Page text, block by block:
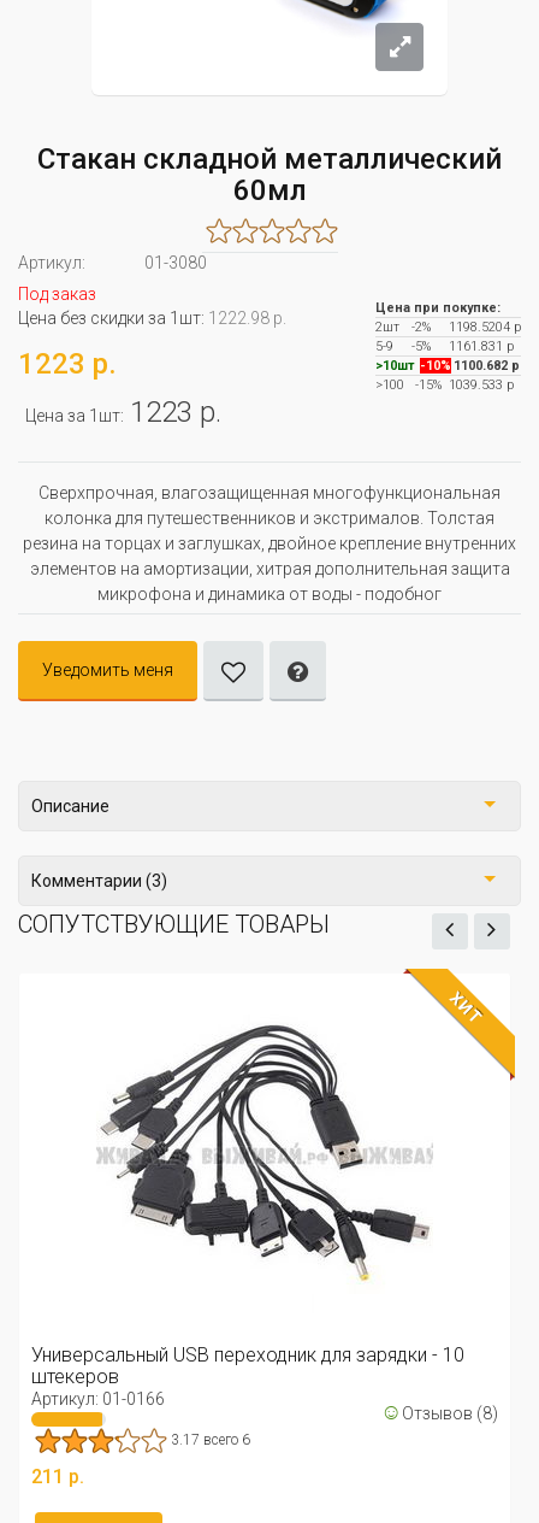
Стакан складной металлический
60мл
Артикул:
01-3080
Под заказ
Цена без скидки за 1шт: 1222.98 р.
1223 р.
Цена за 1шт: 1223 р.
Цена при покупке:
2шт
-2%
1198.5204 р
5-9
-5%
1161.831 р
>10шт -10% 1100.682 р
>100
-15% 1039.533 р
Сверхпрочная, влагозащищенная многофункциональная
колонка для путешественников и экстрималов. Толстая
резина на торцах и заглушках, двойное крепление внутренних
элементов на амортизации, хитрая дополнительная защита
микрофона и динамика от воды - подобног
Уведомить меня
Описание
Комментарии (3)
СОПУТСТВУЮЩИЕ ТОВАРЫ
ХИТ
Универсальный USB переходник для зарядки - 10
штекеров
Артикул: 01-0166 ☺ Отзывов (8)
3.17 всего 6
211 р.